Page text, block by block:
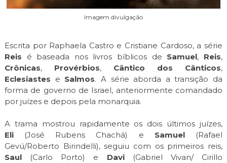
Imagem divulgação
Escrita por Raphaela Castro e Cristiane Cardoso, a série
Reis é baseada nos livros bíblicos de Samuel, Reis,
Crônicas, Provérbios, Cântico dos Cânticos,
Eclesiastes e Salmos. A série aborda a transição da
forma de governo de Israel, anteriormente comandado
por juízes e depois pela monarquia.
A trama mostrou rapidamente os dois últimos juízes,
Eli(José Rubens Chachá) e Samuel(Rafael
Gevú/Roberto Birindelli), seguiu com os primeiros reis,
Saul(Carlo Porto) e Davi(Gabriel Vivan/ Cirillo